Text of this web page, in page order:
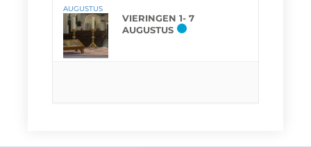
AUGUSTUS
VIERINGEN 1- 7
AUGUSTUS